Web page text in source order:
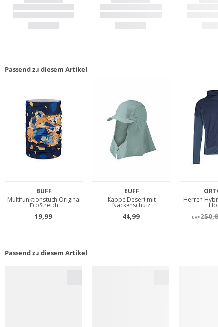
Passend zu diesem Artikel
Passend zu diesem Artikel